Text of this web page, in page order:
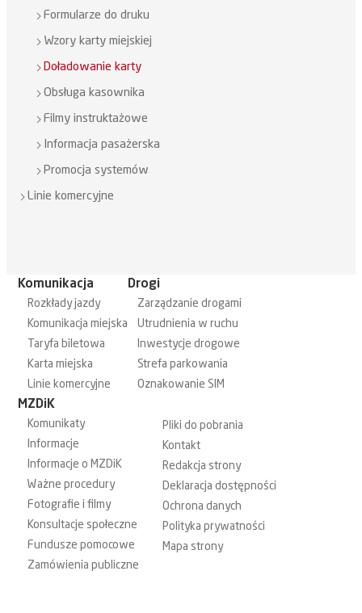
Formularze do druku
Wzory karty miejskiej
Doładowanie karty
Obsługa kasownika
Filmy instruktażowe
Informacja pasażerska
Promocja systemów
Linie komercyjne
Komunikacja
Rozkłady jazdy
Komunikacja miejska
Taryfa biletowa
Karta miejska
Linie komercyjne
Drogi
Zarządzanie drogami
Utrudnienia w ruchu
Inwestycje drogowe
Strefa parkowania
Oznakowanie SIM
MZDiK
Komunikaty
Informacje
Informacje o MZDiK
Ważne procedury
Fotografie i filmy
Konsultacje społeczne
Fundusze pomocowe
Zamówienia publiczne
Pliki do pobrania
Kontakt
Redakcja strony
Deklaracja dostępności
Ochrona danych
Polityka prywatności
Mapa strony